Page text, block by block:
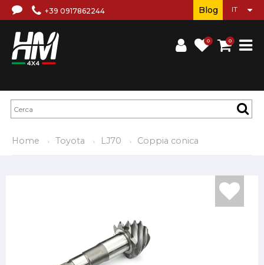
+39 0917862244
0 0
Blog
Home Toyota LJ70 Coppia conica